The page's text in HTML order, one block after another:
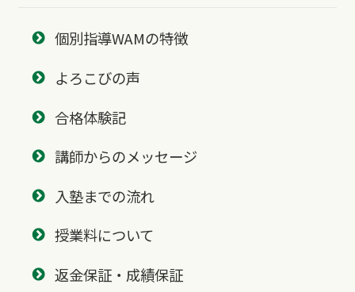
個別指導WAMの特徴
よろこびの声
合格体験記
講師からのメッセージ
入塾までの流れ
授業料について
返金保証・成績保証